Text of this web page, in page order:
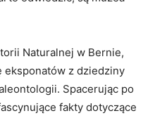
⁣Naturalnej​ w Bernie,
eksponatów z‍ dziedziny
Spacerując po
fakty dotyczące